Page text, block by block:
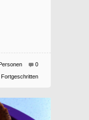
0
Fortgeschritten